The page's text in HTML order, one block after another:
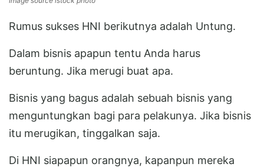
Rumus sukses HNI berikutnya adalah Untung.
Dalam bisnis apapun tentu Anda harus
beruntung. Jika merugi buat apa.
Bisnis yang bagus adalah sebuah bisnis yang
menguntungkan bagi para pelakunya. Jika bisnis
itu merugikan, tinggalkan saja.
Di HNI siapapun orangnya, kapanpun mereka